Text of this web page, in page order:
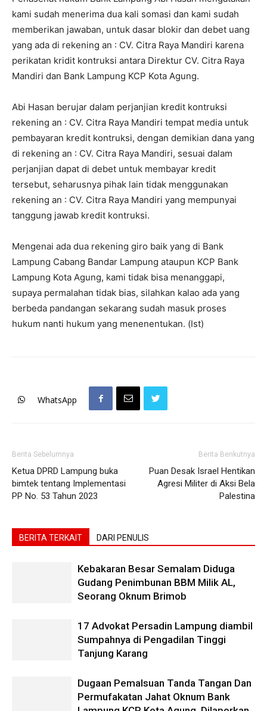
kami sudah menerima dua kali somasi dan kami sudah
memberikan jawaban, untuk dasar blokir dan debet uang
yang ada di rekening an : CV. Citra Raya Mandiri karena
perikatan kridit kontruksi antara Direktur CV. Citra Raya
Mandiri dan Bank Lampung KCP Kota Agung.
Abi Hasan berujar dalam perjanjian kredit kontruksi
rekening an : CV. Citra Raya Mandiri tempat media untuk
pembayaran kredit kontruksi, dengan demikian dana yang
di rekening an : CV. Citra Raya Mandiri, sesuai dalam
perjanjian dapat di debet untuk membayar kredit
tersebut, seharusnya pihak lain tidak menggunakan
rekening an : CV. Citra Raya Mandiri yang mempunyai
tanggung jawab kredit kontruksi.
Mengenai ada dua rekening giro baik yang di Bank
Lampung Cabang Bandar Lampung ataupun KCP Bank
Lampung Kota Agung, kami tidak bisa menanggapi,
supaya permalahan tidak bias, silahkan kalao ada yang
berbeda pandangan sekarang sudah masuk proses
hukum nanti hukum yang menenentukan. (Ist)
WhatsApp
Berita Sebelumnya
Ketua DPRD Lampung buka
bimtek tentang Implementasi
PP No. 53 Tahun 2023
Berita Berikutnya
Puan Desak Israel Hentikan
Agresi Militer di Aksi Bela
Palestina
BERITA TERKAIT DARI PENULIS
Kebakaran Besar Semalam Diduga
Gudang Penimbunan BBM Milik AL,
Seorang Oknum Brimob
17 Advokat Persadin Lampung diambil
Sumpahnya di Pengadilan Tinggi
Tanjung Karang
Dugaan Pemalsuan Tanda Tangan Dan
Permufakatan Jahat Oknum Bank